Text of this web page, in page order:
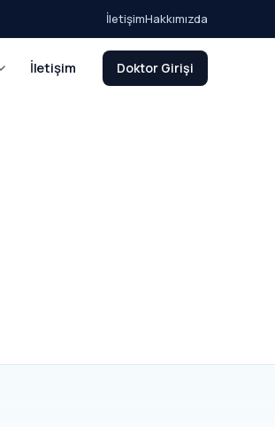
İletişimHakkımızda
İletişim Doktor Girişi